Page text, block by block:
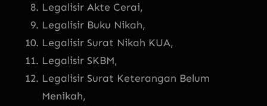
Legalisir Akte Cerai,
Legalisir Buku Nikah,
Legalisir Surat Nikah KUA,
Legalisir SKBM,
Legalisir Surat Keterangan Belum
Menikah,